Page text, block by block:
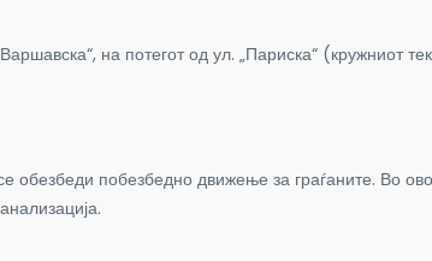
на потегот од ул. „Париска“ (кружниот
обезбеди побезбедно движење за граѓаните. Во